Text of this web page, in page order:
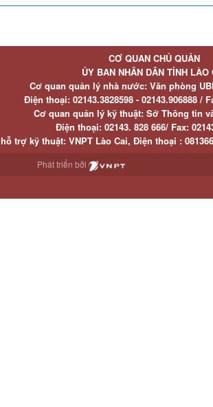
CƠ QUAN CHỦ QUẢN
ỦY BAN NHÂN DÂN TỈNH LÀO
Cơ quan quản lý nhà nước: Văn phòng
Điện thoại:02143.3828598 - 02143.906888 /
Cơ quan quản lý kỹ thuật: Sở Thông tin
Điện thoại:02143. 828 666/ Fax:
trợ kỹ thuật: VNPT Lào Cai, Điện thoại :
Phát triển bởi